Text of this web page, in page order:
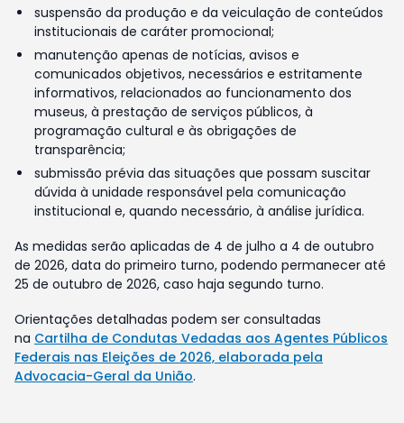
suspensão da produção e da veiculação de conteúdos
institucionais de caráter promocional;
manutenção apenas de notícias, avisos e
comunicados objetivos, necessários e estritamente
informativos, relacionados ao funcionamento dos
museus, à prestação de serviços públicos, à
programação cultural e às obrigações de
transparência;
submissão prévia das situações que possam suscitar
dúvida à unidade responsável pela comunicação
institucional e, quando necessário, à análise jurídica.
As medidas serão aplicadas de 4 de julho a 4 de outubro
de 2026, data do primeiro turno, podendo permanecer até
25 de outubro de 2026, caso haja segundo turno.
Orientações detalhadas podem ser consultadas
na Cartilha de Condutas Vedadas aos Agentes Públicos
Federais nas Eleições de 2026, elaborada pela
Advocacia-Geral da União.